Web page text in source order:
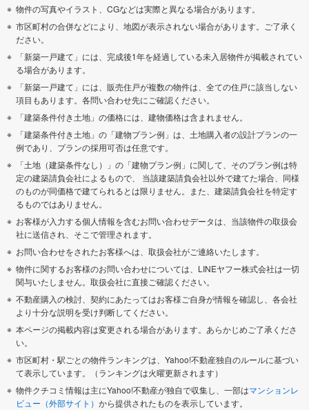
物件の写真やイラスト、CGなどは実際と異なる場合があります。
市区町村の合併などにより、地図が表示されない場合があります。ご了承く
ださい。
「新築一戸建て」には、完成後1年を経過している未入居物件が掲載されてい
る場合があります。
「新築一戸建て」には、販売住戸が複数の物件は、全ての住戸に該当しない
項目もあります。各問い合わせ先にご確認ください。
「建築条件付き土地」の価格には、建物価格は含まれません。
「建築条件付き土地」の「建物プラン例」は、土地購入者の設計プランの一
例であり、プランの採用可否は任意です。
「土地（建築条件なし）」の「建物プラン例」に関して、そのプラン例は特
定の建築請負会社によるもので、 当該建築請負会社以外で建てた場合、同様
のものが同価格で建てられるとは限りません。また、建築請負会社を特定す
るものではありません。
お客様が入力する個人情報を含むお問い合わせデータは、当該物件の取扱会
社に送信され、そこで管理されます。
お問い合わせをされたお客様へは、取扱会社がご連絡いたします。
物件に関するお客様のお問い合わせについては、LINEヤフー株式会社は一切
関与いたしません。取扱会社に直接ご確認ください。
不動産購入の検討、契約にあたってはお客様ご自身が情報を確認し、各会社
より十分な説明を受け判断してください。
本ページの掲載内容は変更される場合があります。あらかじめご了承くださ
い。
市区町村・駅ごとの物件ランキングは、Yahoo!不動産独自のルールに基づい
て表示しています。（ランキングは火曜更新されます）
物件クチコミ情報は主にYahoo!不動産が独自で収集し、一部はマンションレ
ビュー（外部サイト） から提供されたものを表示しています。